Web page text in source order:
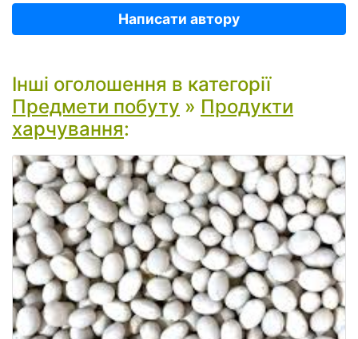
Написати автору
Інші оголошення в категорії
Предмети побуту » Продукти
харчування: